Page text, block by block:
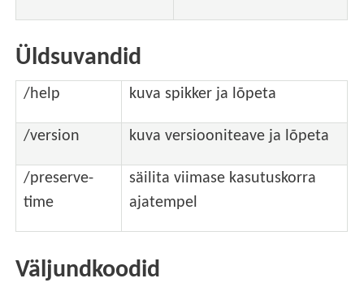
Üldsuvandid
/help kuva spikker ja lõpeta
/version kuva versiooniteave ja lõpeta
/preserve-
time
säilita viimase kasutuskorra
ajatempel
Väljundkoodid